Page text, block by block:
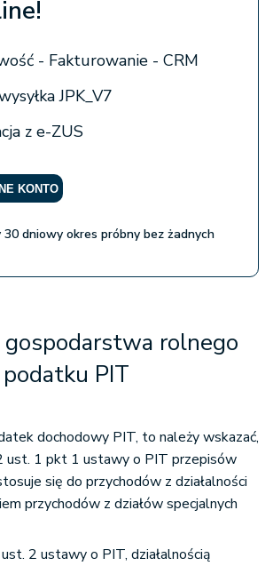
- Fakturowanie - CRM
JPK_V7
z e-ZUS
KONTO
30 dniowy okres próbny bez żadnych
gospodarstwa rolnego
PIT
dochodowy PIT, to należy wskazać,
ust. 1 pkt 1 ustawy o PIT przepisów
się do przychodów z działalności
przychodów z działów specjalnych
2 ustawy o PIT, działalnością